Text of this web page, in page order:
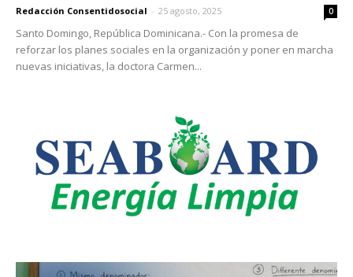
Redacción Consentidosocial - 25 agosto, 2025 0
Santo Domingo, República Dominicana.- Con la promesa de
reforzar los planes sociales en la organización y poner en marcha
nuevas iniciativas, la doctora Carmen...